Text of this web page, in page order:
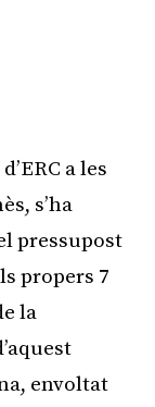
a les
s’ha
pressupost
propers 7
la
envoltat